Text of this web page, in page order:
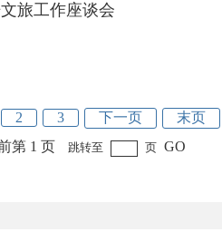
旅工作座谈会
2 3 下一页
末页
第 1 页 跳转至 页 GO